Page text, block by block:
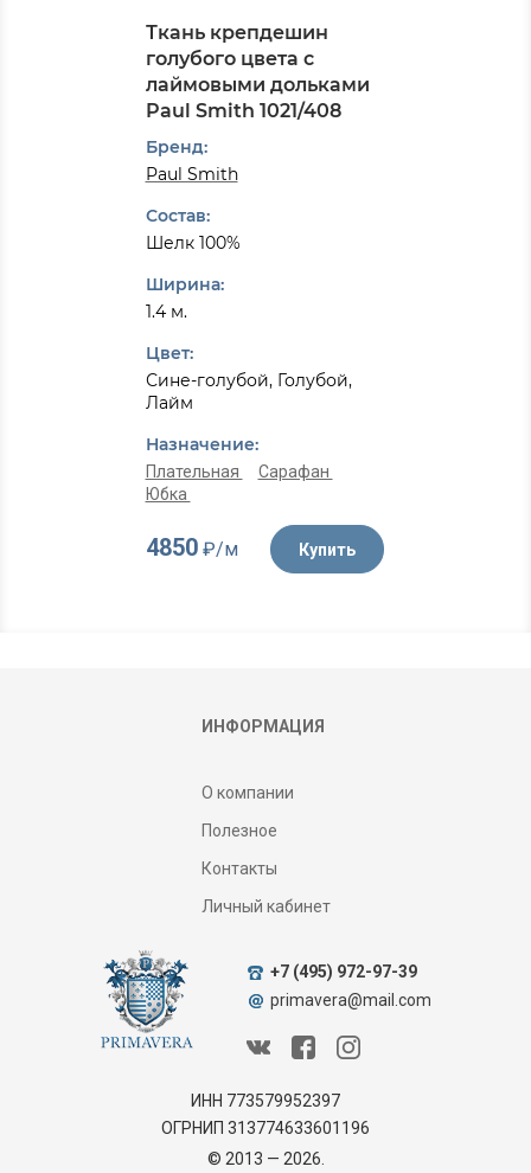
Ткань крепдешин
голубого цвета с
лаймовыми дольками
Paul Smith 1021/408
Бренд:
Paul Smith
Состав:
Шелк 100%
Ширина:
1.4 м.
Цвет:
Сине-голубой, Голубой,
Лайм
Назначение:
Плательная
Сарафан
Юбка
4850₽/м Купить
ИНФОРМАЦИЯ
О компании
Полезное
Контакты
Личный кабинет
ИНН 773579952397
ОГРНИП 313774633601196
© 2013 — 2026.
+7 (495) 972-97-39
primavera@mail.com